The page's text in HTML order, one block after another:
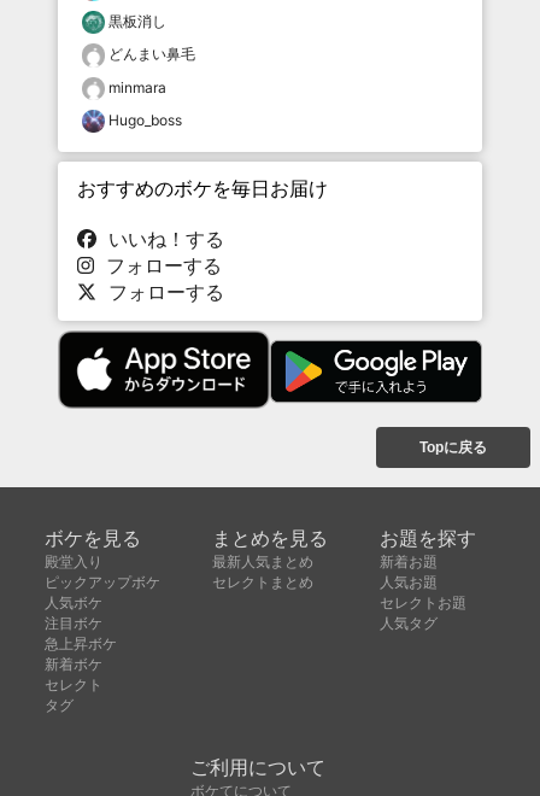
黒板消し
どんまい鼻毛
minmara
Hugo_boss
おすすめのボケを毎日お届け
いいね！する
フォローする
フォローする
Topに戻る
ボケを見る
殿堂入り
ピックアップボケ
人気ボケ
注目ボケ
急上昇ボケ
新着ボケ
セレクト
タグ
まとめを見る
最新人気まとめ
セレクトまとめ
お題を探す
新着お題
人気お題
セレクトお題
人気タグ
ご利用について
ボケてについて